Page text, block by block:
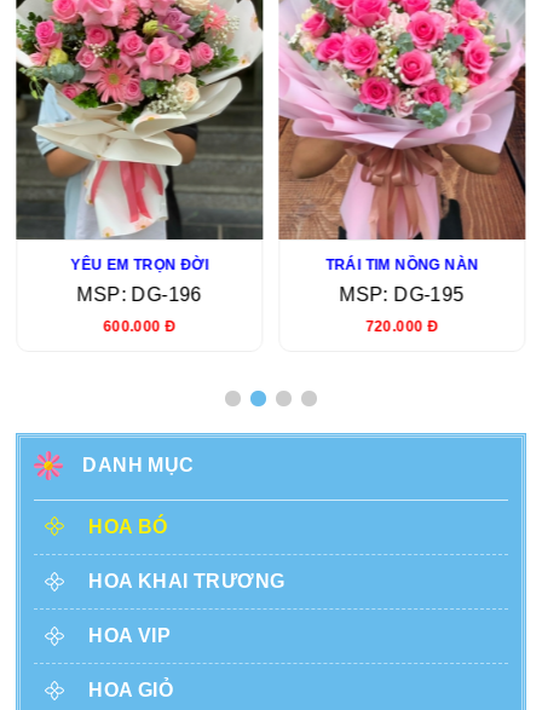
YÊU EM TRỌN ĐỜI
MSP: DG-196
600.000 Đ
TRÁI TIM NỒNG NÀN
MSP: DG-195
720.000 Đ
DANH MỤC
HOA BÓ
HOA KHAI TRƯƠNG
HOA VIP
HOA GIỎ